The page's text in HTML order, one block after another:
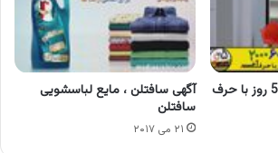
آگهی حرف آخر ، بسته 5 روز با حرف
آگهی سافتلن ، مایع لباسشویی
سافتلن
۲۱ می ۲۰۱۷